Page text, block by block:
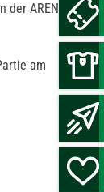
ARENA
am